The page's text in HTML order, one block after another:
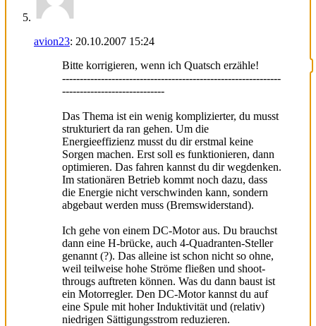
avion23: 20.10.2007 15:24
Bitte korrigieren, wenn ich Quatsch erzähle!
--------------------------------------------------------------
-----------------------------
Das Thema ist ein wenig komplizierter, du musst
strukturiert da ran gehen. Um die
Energieeffizienz musst du dir erstmal keine
Sorgen machen. Erst soll es funktionieren, dann
optimieren. Das fahren kannst du dir wegdenken.
Im stationären Betrieb kommt noch dazu, dass
die Energie nicht verschwinden kann, sondern
abgebaut werden muss (Bremswiderstand).
Ich gehe von einem DC-Motor aus. Du brauchst
dann eine H-brücke, auch 4-Quadranten-Steller
genannt (?). Das alleine ist schon nicht so ohne,
weil teilweise hohe Ströme fließen und shoot-
througs auftreten können. Was du dann baust ist
ein Motorregler. Den DC-Motor kannst du auf
eine Spule mit hoher Induktivität und (relativ)
niedrigen Sättigungsstrom reduzieren.